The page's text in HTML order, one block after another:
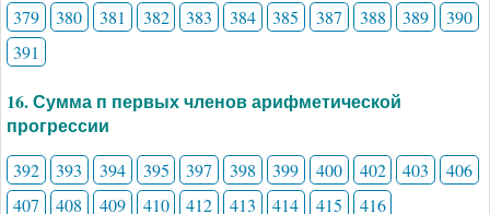
379
380 381 382 383 384 385 387 388 389
390
391
16. Сумма п первых членов арифметической
прогрессии
392 393 394 395 397 398 399 400 402 403
406
407
408 409 410 412 413 414 415 416